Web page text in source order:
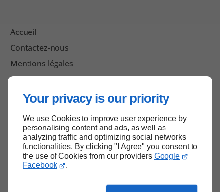
Your privacy is our priority
We use Cookies to improve user experience by
personalising content and ads, as well as
analyzing traffic and optimizing social networks
functionalities. By clicking "I Agree" you consent to
the use of Cookies from our providers Google
Facebook
.
Accueil
Contactez-nous
Mentions légales
Plan du site
Haut de page